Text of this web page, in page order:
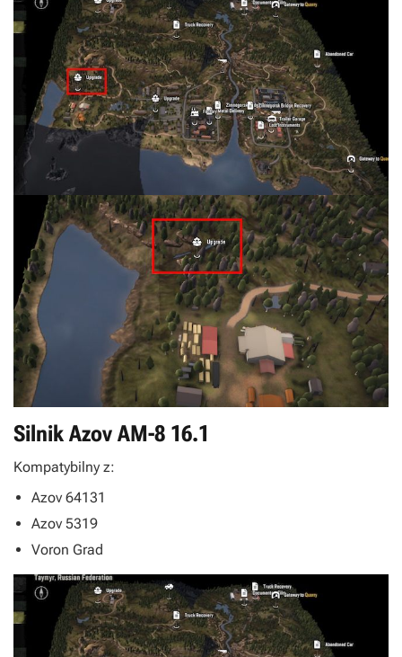
Silnik Azov AM-8 16.1
Kompatybilny z:
Azov 64131
Azov 5319
Voron Grad